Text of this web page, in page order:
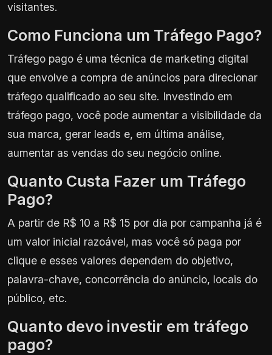
visitantes.
Como Funciona um Tráfego Pago?
Tráfego pago é uma técnica de marketing digital
que envolve a compra de anúncios para direcionar
tráfego qualificado ao seu site. Investindo em
tráfego pago, você pode aumentar a visibilidade da
sua marca, gerar leads e, em última análise,
aumentar as vendas do seu negócio online.
Quanto Custa Fazer um Tráfego
Pago?
A partir de R$ 10 a R$ 15 por dia por campanha já é
um valor inicial razoável, mas você só paga por
clique e esses valores dependem do objetivo,
palavra-chave, concorrência do anúncio, locais do
público, etc.
Quanto devo investir em tráfego
pago?